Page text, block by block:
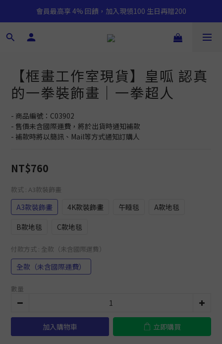
會員最高享 4% 回饋，加入現領100 生日再贈200
【框畫工作室現貨】皇呱 認真
的一拳裝飾畫｜一拳超人
- 商品編號：C03902
- 售價未含國際運費，將於出貨時通知補款
- 補款時將以簡訊、Mail等方式通知訂購人
NT$760
款式 : A3款裝飾畫
A3款裝飾畫 4K款裝飾畫 午睡毯
A款地毯
B款地毯
C款地毯
付款方式 : 全款（未含國際運費）
全款（未含國際運費）
數量
加入購物車 立即購買